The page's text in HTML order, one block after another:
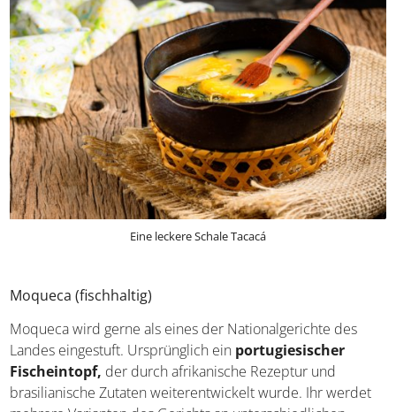
Eine leckere Schale Tacacá
Moqueca (fischhaltig)
Moqueca wird gerne als eines der Nationalgerichte des
Landes eingestuft. Ursprünglich ein portugiesischer
Fischeintopf, der durch afrikanische Rezeptur und
brasilianische Zutaten weiterentwickelt wurde. Ihr werdet